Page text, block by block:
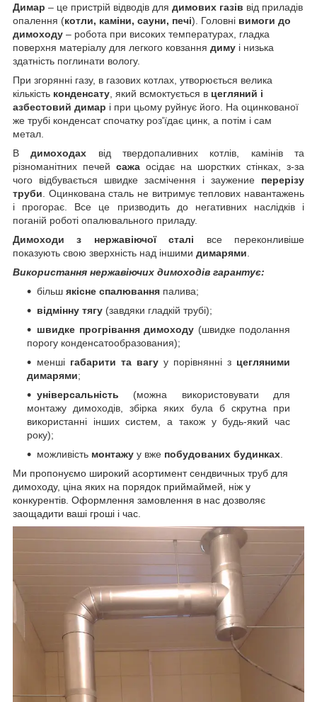
Димар – це пристрій відводів для димових газів від приладів
опалення (котли, каміни, сауни, печі). Головні вимоги до
димоходу – робота при високих температурах, гладка
поверхня матеріалу для легкого ковзання диму і низька
здатність поглинати вологу.
При згорянні газу, в газових котлах, утворюється велика
кількість конденсату , який всмоктується в цегляний і
азбестовий димар і при цьому руйнує його. На оцинкованої
же трубі конденсат спочатку роз'їдає цинк, а потім і сам
метал.
Вдимоходах від твердопаливних котлів, камінів та
різноманітних печей сажа осідає на шорстких стінках, з-за
чого відбувається швидке засмічення і заужение перерізу
труби . Оцинкована сталь не витримує теплових навантажень
і прогорає. Все це призводить до негативних наслідків і
поганій роботі опалювального приладу.
Димоходи з нержавіючої сталі все переконливіше
показують свою зверхність над іншими димарями
Використання нержавіючих димоходів гарантує:
більш якісне спалювання палива;
відмінну тягу (завдяки гладкій трубі);
швидке прогрівання димоходу (швидке подолання
порогу конденсатообразования);
менші габарити та вагу у порівнянні з цегляними
димарями;
універсальність (можна використовувати для
монтажу димоходів, збірка яких була б скрутна при
використанні інших систем, а також у будь-який час
року);
можливість монтажу у вже побудованих будинках
Ми пропонуємо широкий асортимент сендвичных труб для
димоходу, ціна яких на порядок приймаймей, ніж у
конкурентів. Оформлення замовлення в нас дозволяє
заощадити ваші гроші і час.